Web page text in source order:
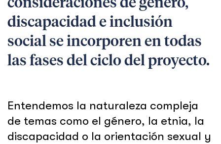
consideraciones de género,
discapacidad e inclusión
social se incorporen en todas
las fases del ciclo del proyecto.
Entendemos la naturaleza compleja
de temas como el género, la etnia, la
discapacidad o la orientación sexual y